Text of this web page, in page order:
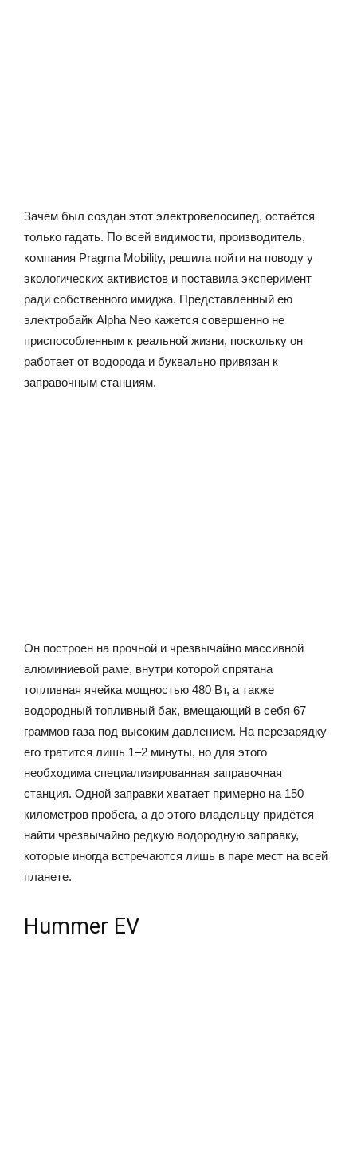
Зачем был создан этот электровелосипед, остаётся
только гадать. По всей видимости, производитель,
компания Pragma Mobility, решила пойти на поводу у
экологических активистов и поставила эксперимент
ради собственного имиджа. Представленный ею
электробайк Alpha Neo кажется совершенно не
приспособленным к реальной жизни, поскольку он
работает от водорода и буквально привязан к
заправочным станциям.
Он построен на прочной и чрезвычайно массивной
алюминиевой раме, внутри которой спрятана
топливная ячейка мощностью 480 Вт, а также
водородный топливный бак, вмещающий в себя 67
граммов газа под высоким давлением. На перезарядку
его тратится лишь 1–2 минуты, но для этого
необходима специализированная заправочная
станция. Одной заправки хватает примерно на 150
километров пробега, а до этого владельцу придётся
найти чрезвычайно редкую водородную заправку,
которые иногда встречаются лишь в паре мест на всей
планете.
Hummer EV